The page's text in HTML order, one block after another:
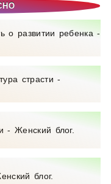
о развитии ребенка -
страсти -
- Женский блог.
блог.